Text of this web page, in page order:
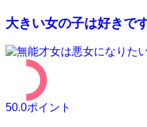
大きい女の子は好きで
50.0ポイント